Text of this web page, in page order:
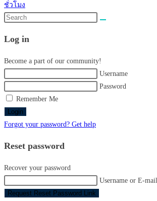
ชั่วโมง
Search
website
Log in
Become a part of our community!
Username
Password
Remember Me
Login
Forgot your password? Get help
Reset password
Recover your password
Username or E-mail
Request Reset Password Link